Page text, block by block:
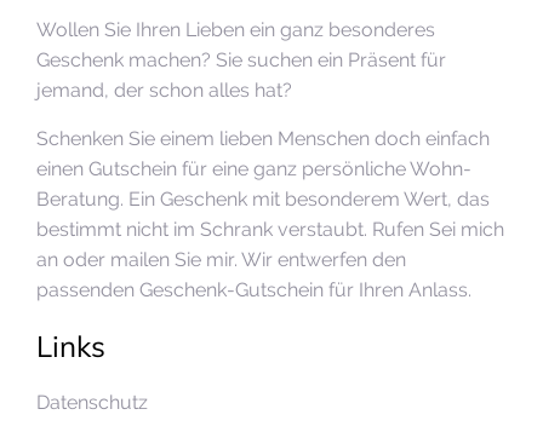
Wollen Sie Ihren Lieben ein ganz besonderes
Geschenk machen? Sie suchen ein Präsent für
jemand, der schon alles hat?
Schenken Sie einem lieben Menschen doch einfach
einen Gutschein für eine ganz persönliche Wohn-
Beratung. Ein Geschenk mit besonderem Wert, das
bestimmt nicht im Schrank verstaubt. Rufen Sei mich
an oder mailen Sie mir. Wir entwerfen den
passenden Geschenk-Gutschein für Ihren Anlass.
Links
Datenschutz